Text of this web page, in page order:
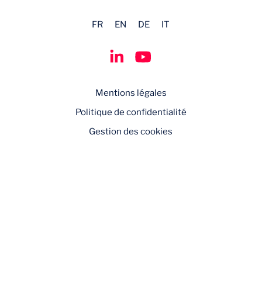
FR EN DE IT
Mentions légales
Politique de confidentialité
Gestion des cookies